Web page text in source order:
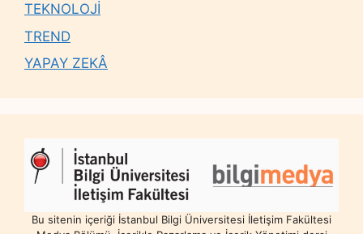
TEKNOLOJİ
TREND
YAPAY ZEKÂ
Bu sitenin içeriği İstanbul Bilgi Üniversitesi İletişim Fakültesi